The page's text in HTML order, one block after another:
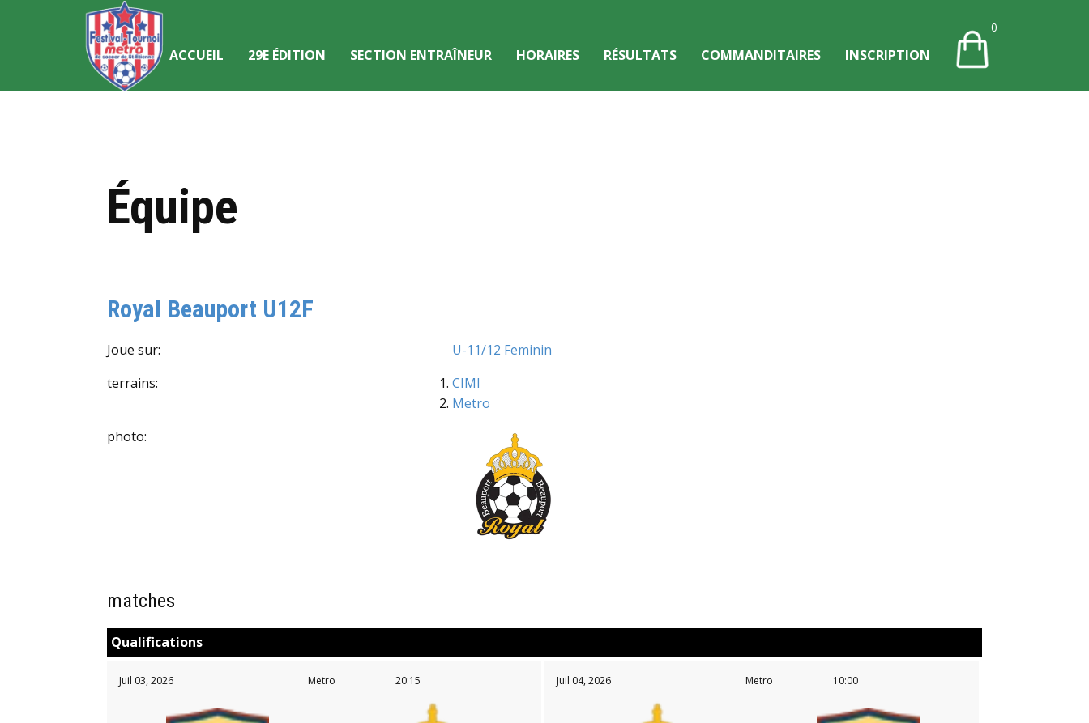
ACCUEIL 29E ÉDITION SECTION ENTRAÎNEUR HORAIRES RÉSULTATS COMMANDITAIRES INSCRIPTION
0
Équipe
Royal Beauport U12F
Joue sur:
U-11/12 Feminin
terrains:
CIMI
Metro
photo:
matches
Qualifications
Juil 03, 2026 Metro 20:15 Juil 04, 2026 Metro 10:00